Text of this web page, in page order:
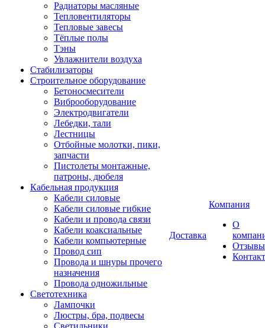
Радиаторы масляные
Тепловентиляторы
Тепловые завесы
Тёплые полы
Тэны
Увлажнители воздуха
Стабилизаторы
Строительное оборудование
Бетоносмесители
Виброоборудование
Электродвигатели
Лебедки, тали
Лестницы
Отбойные молотки, пики,
запчасти
Пистолеты монтажные,
патроны, дюбеля
Кабельная продукция
Кабели силовые
Кабели силовые гибкие
Кабели и провода связи
Кабели коаксиальные
Кабели компьютерные
Провод сип
Провода и шнуры прочего
назначения
Провода одножильные
Светотехника
Лампочки
Люстры, бра, подвесы
Светильники
Доставка
Компания
О
Отзывы